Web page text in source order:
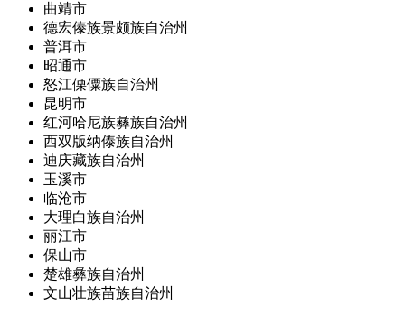
曲靖市
德宏傣族景颇族自治州
普洱市
昭通市
怒江傈僳族自治州
昆明市
红河哈尼族彝族自治州
西双版纳傣族自治州
迪庆藏族自治州
玉溪市
临沧市
大理白族自治州
丽江市
保山市
楚雄彝族自治州
文山壮族苗族自治州